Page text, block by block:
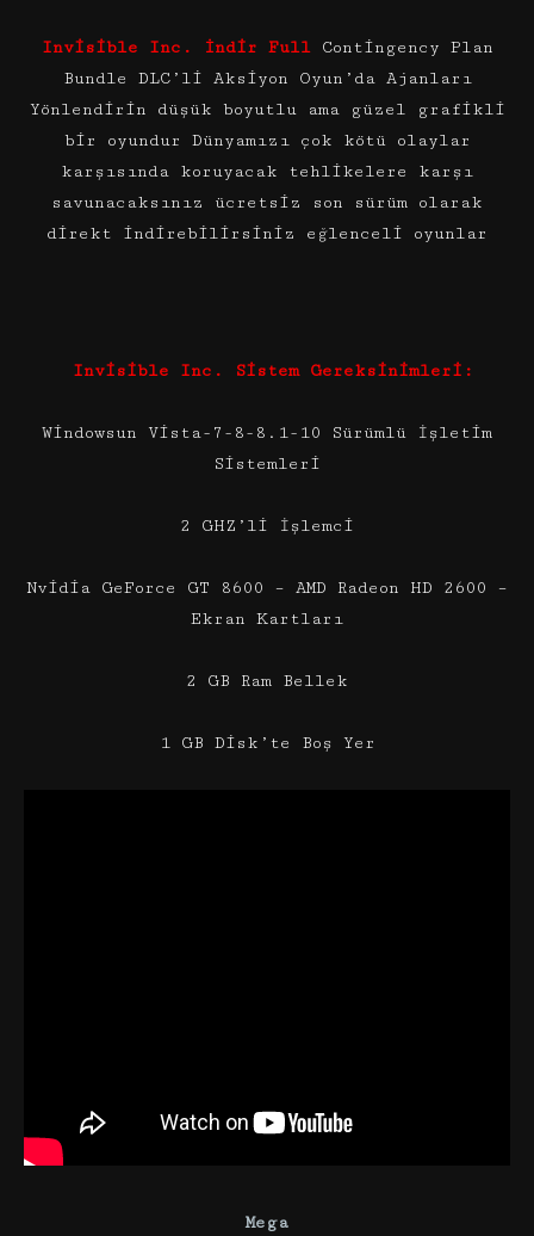
Invisible Inc. İndir FullContingency Plan
Bundle DLC’li Aksiyon Oyun’da Ajanları
Yönlendirin düşük boyutlu ama güzel grafikli
bir oyundur Dünyamızı çok kötü olaylar
karşısında koruyacak tehlikelere karşı
savunacaksınız ücretsiz son sürüm olarak
direkt indirebilirsiniz eğlenceli oyunlar
Invisible Inc. Sistem Gereksinimleri:
Windowsun Vista-7-8-8.1-10 Sürümlü İşletim
Sistemleri
2 GHZ’li İşlemci
Nvidia GeForce GT 8600 – AMD Radeon HD 2600 –
Ekran Kartları
2 GB Ram Bellek
1 GB Disk’te Boş Yer
Mega